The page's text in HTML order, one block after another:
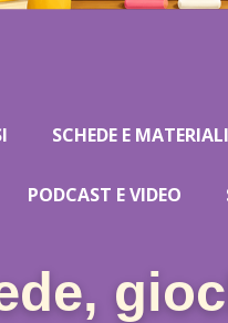
SCHEDE E
PODCAST E VIDEO